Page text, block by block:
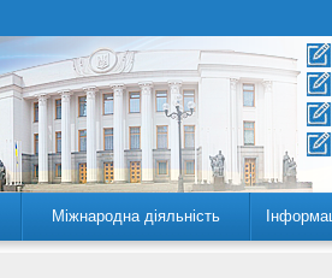
Міжнародна діяльність